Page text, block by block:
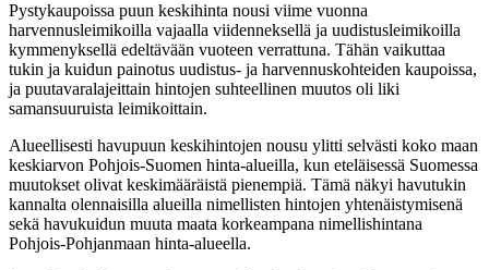
Pystykaupoissa puun keskihinta nousi viime vuonna
harvennusleimikoilla vajaalla viidenneksellä ja uudistusleimikoilla
kymmenyksellä edeltävään vuoteen verrattuna. Tähän vaikuttaa
tukin ja kuidun painotus uudistus- ja harvennuskohteiden kaupoissa,
ja puutavaralajeittain hintojen suhteellinen muutos oli liki
samansuuruista leimikoittain.
Alueellisesti havupuun keskihintojen nousu ylitti selvästi koko maan
keskiarvon Pohjois-Suomen hinta-alueilla, kun eteläisessä Suomessa
muutokset olivat keskimääräistä pienempiä. Tämä näkyi havutukin
kannalta olennaisilla alueilla nimellisten hintojen yhtenäistymisenä
sekä havukuidun muuta maata korkeampana nimellishintana
Pohjois-Pohjanmaan hinta-alueella.